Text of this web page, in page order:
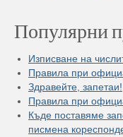
Популярни
Изписване на
Правила при
Здравейте, запетаи!
Правила при
Къде поставяме
писмена